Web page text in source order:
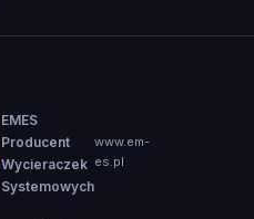
EMES
Producent
Wycieraczek
Systemowych
www.em-
es.pl